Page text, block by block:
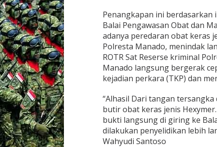
l
P
o
l
e
s
t
M
n
a
d
o
Penangkapan ini berdasarkan
Balai Pengawasan Obat dan
adanya peredaran obat keras
Polresta Manado, menindak
ROTR Sat Reserse kriminal
Manado langsung bergerak
kejadian perkara (TKP) dan
“Alhasil Dari tangan
butir obat keras jenis
bukti langsung di giring ke
dilakukan penyelidikan lebih
Wahyudi Santoso